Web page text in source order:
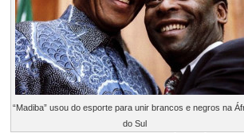
“Madiba” usou do esporte para unir brancos e negros na
do Sul